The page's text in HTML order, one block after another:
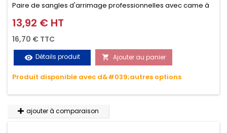
Paire de sangles d'arrimage professionnelles avec came à
griffes (3M ou 5M / 350daN), simple et rapide d'utilisation.
Permet d'arrimer et de sécuriser vos chargements pendant
le transport. Matière polyester très résistante aux UV et aux
variations de températures, n'absorbe pas l'eau.
Prix
13,92 € HT
16,70 € TTC
visibility Détails produit  Ajouter au panier
Produit disponible avec d&#039;autres options
ajouter à comparaison